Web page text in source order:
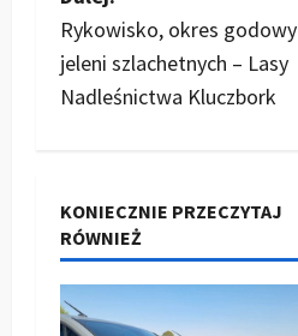
a
c
w
p
i
Rykowisko, okres godowy
jeleni szlachetnych – Lasy
Nadleśnictwa Kluczbork
KONIECZNIE PRZECZYTAJ
RÓWNIEŻ